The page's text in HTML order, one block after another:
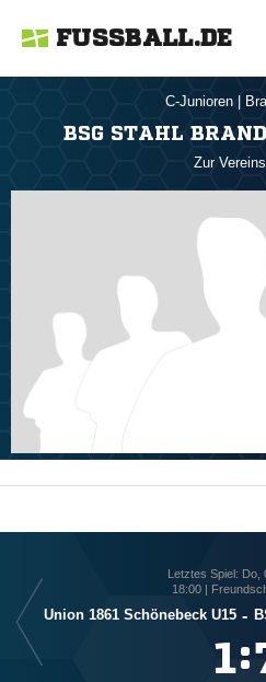
FUSSBALL.DE
C-Junioren
BSG STAHL
Zur
Letztes Spiel: Do,
18:00 |
Union 1861 Schönebeck U15 -
: